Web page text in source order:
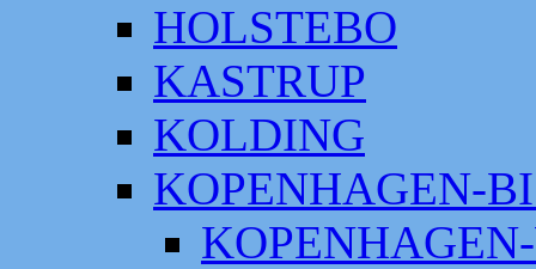
HOLSTEBO
KASTRUP
KOLDING
KOPENHAGEN-